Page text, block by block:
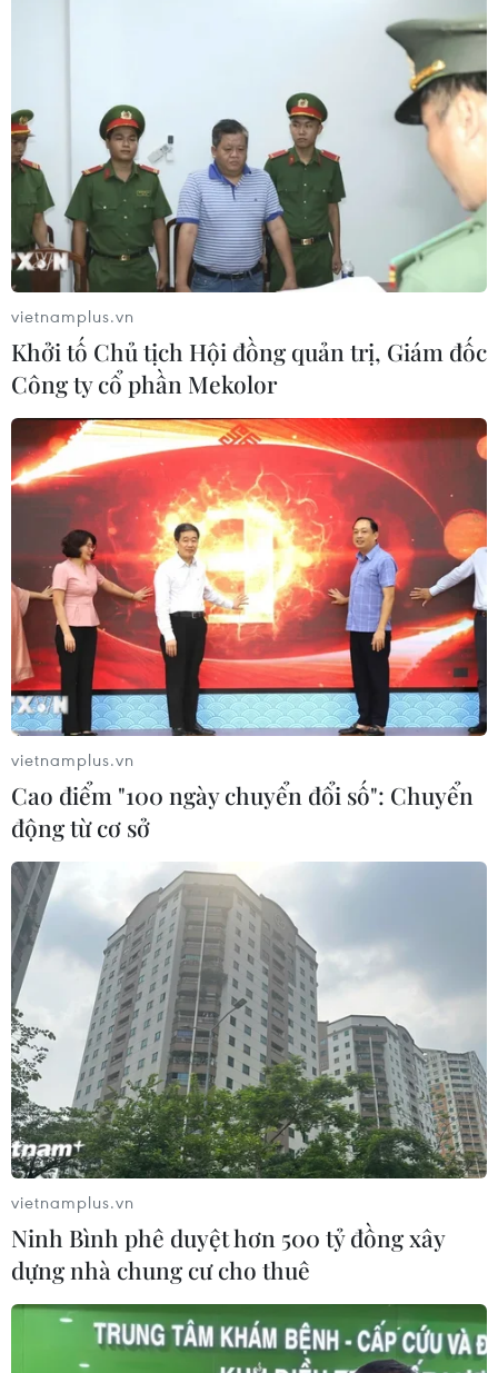
vietnamplus.vn
Khởi tố Chủ tịch Hội đồng quản trị, Giám đốc
Công ty cổ phần Mekolor
vietnamplus.vn
Cao điểm "100 ngày chuyển đổi số": Chuyển
động từ cơ sở
vietnamplus.vn
Ninh Bình phê duyệt hơn 500 tỷ đồng xây
dựng nhà chung cư cho thuê